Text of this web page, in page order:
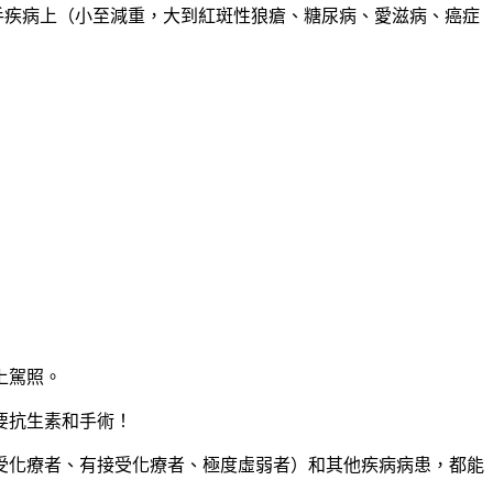
病上（小至減重，大到紅斑性狼瘡、糖尿病、愛滋病、癌症
照。
生素和手術！
療者、有接受化療者、極度虛弱者）和其他疾病病患，都能